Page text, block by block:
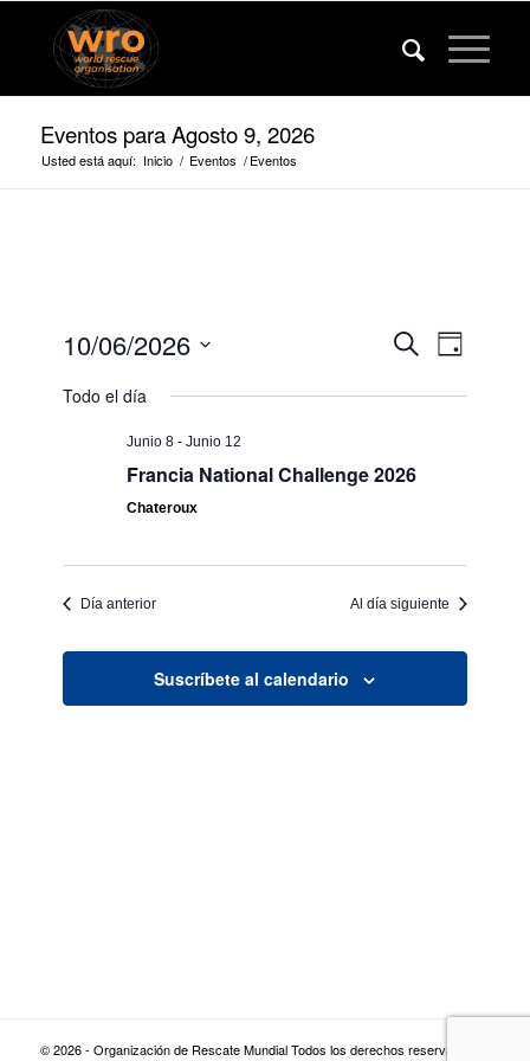
Eventos para Agosto 9, 2026
Usted está aquí: Inicio / Eventos / Eventos
Eventos
de
BuscarEvento
Vistas
de
Día
10/06/2026
de
Todo el día
Junio 8 -Junio 12
Francia National Challenge 2026
Chateroux
Día anterior Al día siguiente
Suscríbete al calendario
© 2026 - Organización de Rescate Mundial Todos los derechos reservados |